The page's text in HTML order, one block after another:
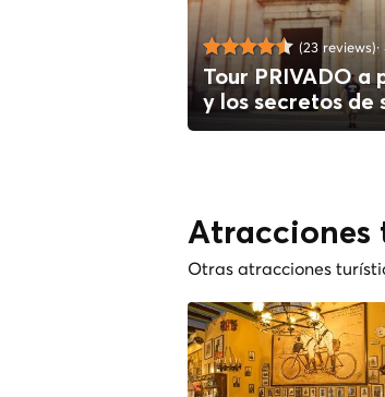
(23 reviews)
Tour PRIVADO a
y los secretos de
Atracciones
Otras atracciones